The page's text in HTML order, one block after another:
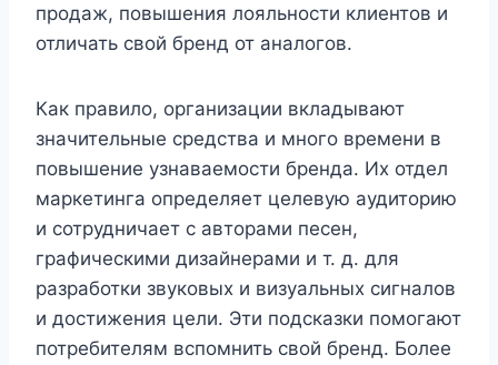
продаж, повышения лояльности клиентов и
отличать свой бренд от аналогов.
Как правило, организации вкладывают
значительные средства и много времени в
повышение узнаваемости бренда. Их отдел
маркетинга определяет целевую аудиторию
и сотрудничает с авторами песен,
графическими дизайнерами и т. д. для
разработки звуковых и визуальных сигналов
и достижения цели. Эти подсказки помогают
потребителям вспомнить свой бренд. Более